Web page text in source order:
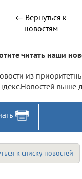
← Вернуться к
новостям
читать наши
из
выше
к списку новостей